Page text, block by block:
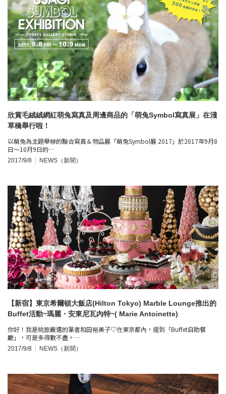
欣賞毛絨絨網紅萌兔寫真及周邊商品的「萌兔Symbol寫真展」在淺
草橋舉行啦！
以萌兔為主題舉辦的聯合寫真＆物品展「萌兔Symbol展 2017」於2017年9月8
日～10月9日的…
2017/9/8 NEWS（新聞）
【新宿】東京希爾頓大飯店(Hilton Tokyo) Marble Lounge推出的
Buffet活動~瑪麗・安東尼瓦內特~( Marie Antoinette)
你好！我是桃旅嚴選的筆者和田裕美子♡在東京都內，提到「Buffet自助餐
廳」，可是多得數不盡。…
2017/9/8 NEWS（新聞）